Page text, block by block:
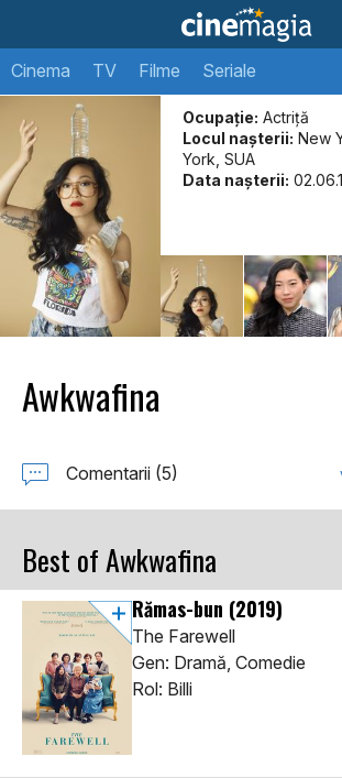
Cinema TV Filme Seriale
Ocupație: Actriță
Locul naşterii: New
York, SUA
Data naşterii:
Awkwafina
Comentarii (5)
Best of Awkwafina
Rămas-bun (2019)
The Farewell
Gen: Dramă, Comedie
Rol: Billi